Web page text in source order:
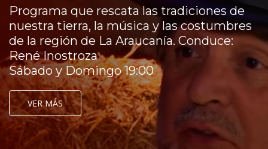
Programa que rescata las tradiciones de
nuestra tierra, la música y las costumbres
de la región de La Araucanía. Conduce:
René Inostroza
Sábado y Domingo 19:00
VER MÁS